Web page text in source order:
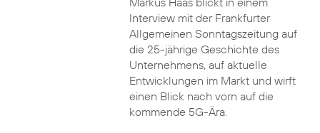
Interview mit der Frankfurter
Allgemeinen Sonntagszeitung auf
die 25-jährige Geschichte des
Unternehmens, auf aktuelle
Entwicklungen im Markt und wirft
einen Blick nach vorn auf die
kommende 5G-Ära.